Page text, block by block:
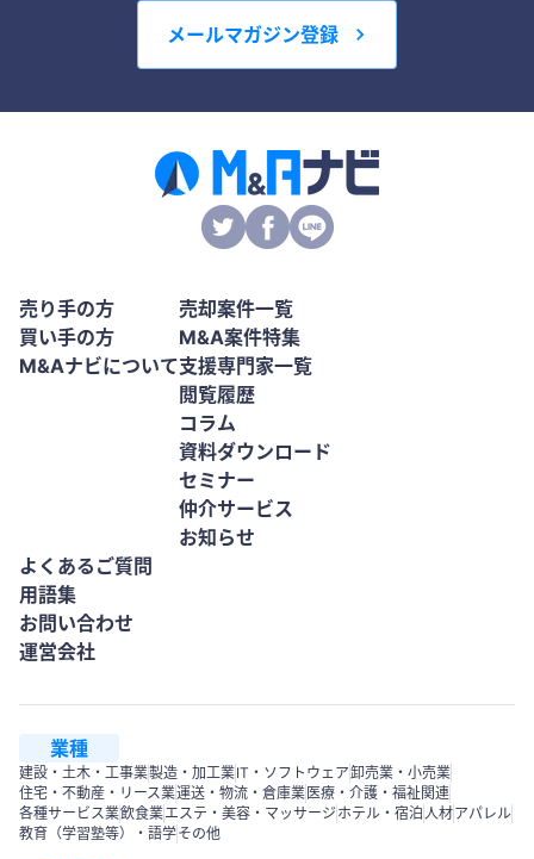
メールマガジン登録
売り手の方
買い手の方
M&Aナビについて
売却案件一覧
M&A案件特集
支援専門家一覧
閲覧履歴
コラム
資料ダウンロード
セミナー
仲介サービス
お知らせ
よくあるご質問
用語集
お問い合わせ
運営会社
業種
建設・土木・工事業製造・加工業IT・ソフトウェア卸売業・小売業
住宅・不動産・リース業運送・物流・倉庫業 医療・介護・福祉関連
各種サービス業飲食業エステ・美容・マッサージ ホテル・宿泊人材アパレル
教育（学習塾等）・語学その他